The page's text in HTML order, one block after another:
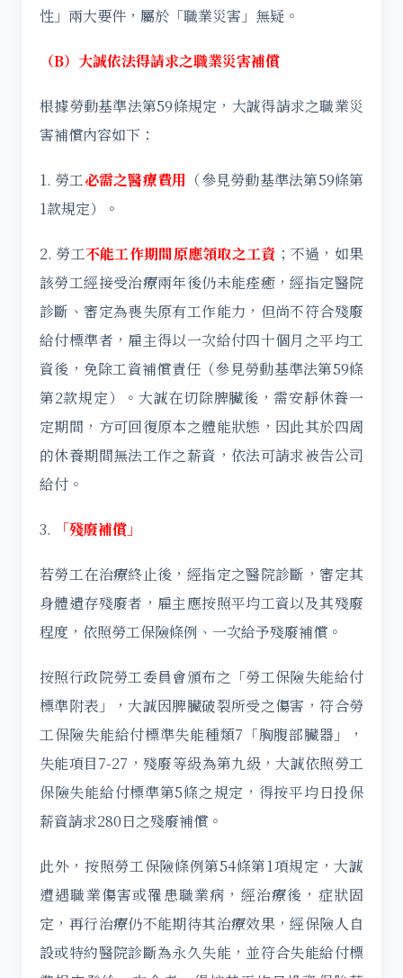
性」兩大要件，屬於「職業災害」無疑。
（B）大誠依法得請求之職業災害補償
根據勞動基準法第59條規定，大誠得請求之職業災
害補償內容如下：
1. 勞工必需之醫療費用 （參見勞動基準法第59條第
1款規定）。
2. 勞工不能工作期間原應領取之工資 ；不過，如果
該勞工經接受治療兩年後仍未能痊癒，經指定醫院
診斷、審定為喪失原有工作能力，但尚不符合殘廢
給付標準者，雇主得以一次給付四十個月之平均工
資後，免除工資補償責任（參見勞動基準法第59條
第2款規定）。大誠在切除脾臟後，需安靜休養一
定期間，方可回復原本之體能狀態，因此其於四周
的休養期間無法工作之薪資，依法可請求被告公司
給付。
3. 「殘廢補償」
若勞工在治療終止後，經指定之醫院診斷，審定其
身體遺存殘廢者，雇主應按照平均工資以及其殘廢
程度，依照勞工保險條例、一次給予殘廢補償。
按照行政院勞工委員會頒布之「勞工保險失能給付
標準附表」，大誠因脾臟破裂所受之傷害，符合勞
工保險失能給付標準失能種類7「胸腹部臟器」，
失能項目7-27，殘廢等級為第九級，大誠依照勞工
保險失能給付標準第5條之規定，得按平均日投保
薪資請求280日之殘廢補償。
此外，按照勞工保險條例第54條第1項規定，大誠
遭遇職業傷害或罹患職業病，經治療後，症狀固
定，再行治療仍不能期待其治療效果，經保險人自
設或特約醫院診斷為永久失能，並符合失能給付標